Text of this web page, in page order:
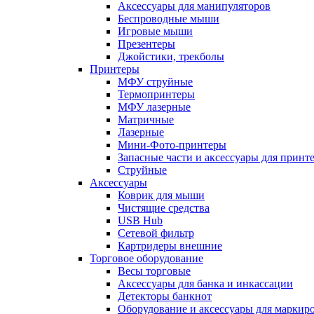
Аксессуары для манипуляторов
Беспроводные мыши
Игровые мыши
Презентеры
Джойстики, трекболы
Принтеры
МФУ струйные
Термопринтеры
МФУ лазерные
Матричные
Лазерные
Мини-Фото-принтеры
Запасные части и аксессуары для
Струйные
Аксессуары
Коврик для мыши
Чистящие средства
USB Hub
Сетевой фильтр
Картридеры внешние
Торговое оборудование
Весы торговые
Аксессуары для банка и инкассации
Детекторы банкнот
Оборудование и аксессуары для